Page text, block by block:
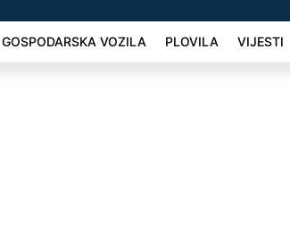
GOSPODARSKA VOZILA PLOVILA VIJESTI